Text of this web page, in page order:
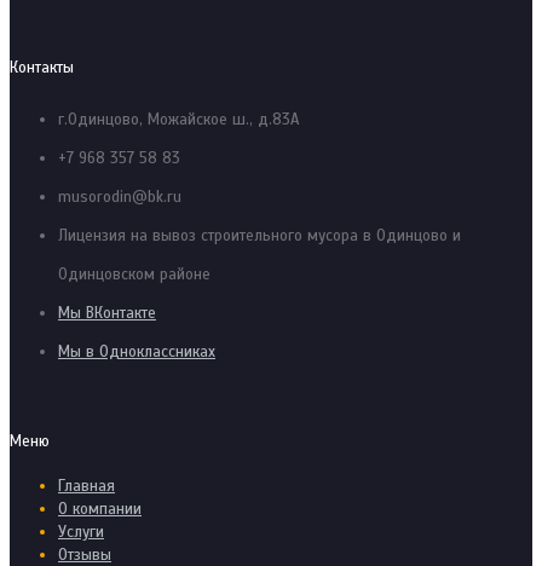
Контакты
г.Одинцово, Можайское ш., д.83А
+7 968 357 58 83
musorodin@bk.ru
Лицензия на вывоз строительного мусора в Одинцово и
Одинцовском районе
Мы ВКонтакте
Мы в Одноклассниках
Меню
Главная
О компании
Услуги
Отзывы